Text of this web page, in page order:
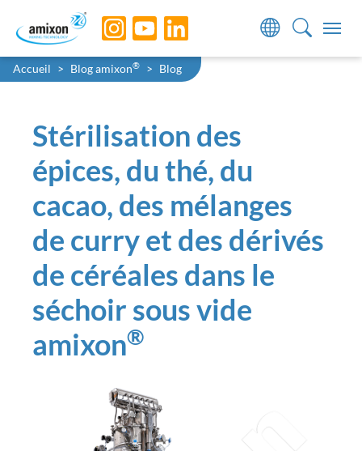
Skip to main navigation
Skip to main content
Skip to page footer
You are here:
Accueil Blog amixon® Blog
Stérilisation des
épices, du thé, du
cacao, des mélanges
de curry et des dérivés
de céréales dans le
séchoir sous vide
amixon®